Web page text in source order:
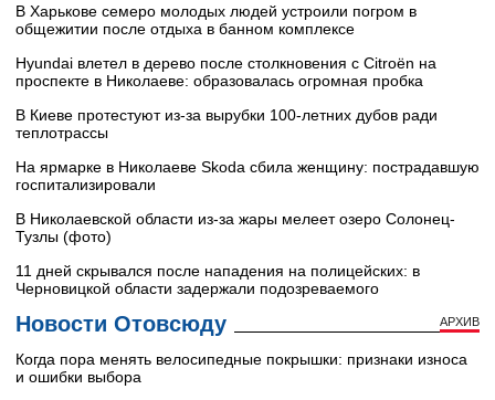
В Харькове семеро молодых людей устроили погром в
общежитии после отдыха в банном комплексе
Hyundai влетел в дерево после столкновения с Citroën на
проспекте в Николаеве: образовалась огромная пробка
В Киеве протестуют из-за вырубки 100-летних дубов ради
теплотрассы
На ярмарке в Николаеве Skoda сбила женщину: пострадавшую
госпитализировали
В Николаевской области из-за жары мелеет озеро Солонец-
Тузлы (фото)
11 дней скрывался после нападения на полицейских: в
Черновицкой области задержали подозреваемого
Новости Отовсюду АРХИВ
Когда пора менять велосипедные покрышки: признаки износа
и ошибки выбора